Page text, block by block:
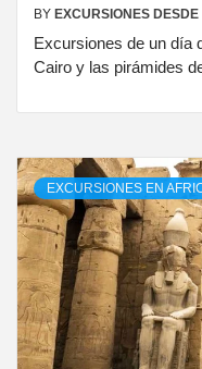
BY EXCURSIONES DESDE
Excursiones de un día
Cairo y las pirámides
EXCURSIONES EN